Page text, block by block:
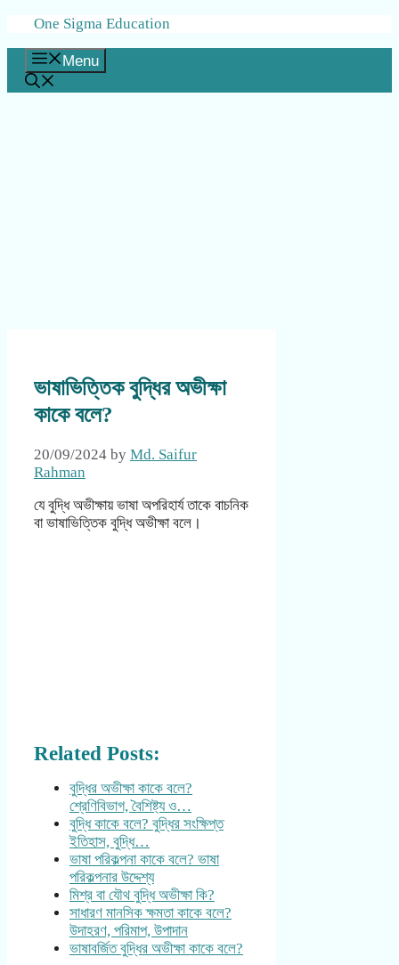
Skip
content
One Sigma Education
Menu
ভাষাভিত্তিক বুদ্ধির অভীক্ষা
কাকে বলে?
20/09/2024 by Md. Saifur
Rahman
যে বুদ্ধি অভীক্ষায় ভাষা অপরিহার্য তাকে বাচনিক
বা ভাষাভিত্তিক বুদ্ধি অভীক্ষা বলে।
Related Posts:
বুদ্ধির অভীক্ষা কাকে বলে?
শ্রেণিবিভাগ, বৈশিষ্ট্য ও…
বুদ্ধি কাকে বলে? বুদ্ধির সংক্ষিপ্ত
ইতিহাস, বুদ্ধি…
ভাষা পরিকল্পনা কাকে বলে? ভাষা
পরিকল্পনার উদ্দেশ্য
মিশ্র বা যৌথ বুদ্ধি অভীক্ষা কি?
সাধারণ মানসিক ক্ষমতা কাকে বলে?
উদাহরণ, পরিমাপ, উপাদান
ভাষাবর্জিত বুদ্ধির অভীক্ষা কাকে বলে?